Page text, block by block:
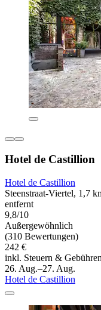
Hotel de Castillion
Hotel de Castillion
Steenstraat-Viertel, 1,7
entfernt
9,8/10
Außergewöhnlich
(310 Bewertungen)
242 €
inkl. Steuern & Gebühren
26. Aug.–27. Aug.
Hotel de Castillion